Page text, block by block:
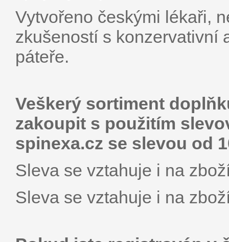
Vytvořeno českými lékaři,
zkušeností s konzervativní
páteře.
Veškerý sortiment
zakoupit s použitím
spinexa.cz se slevou od
Sleva se vztahuje i na
Sleva se vztahuje i na